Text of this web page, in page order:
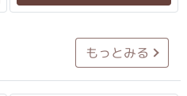
もっとみる